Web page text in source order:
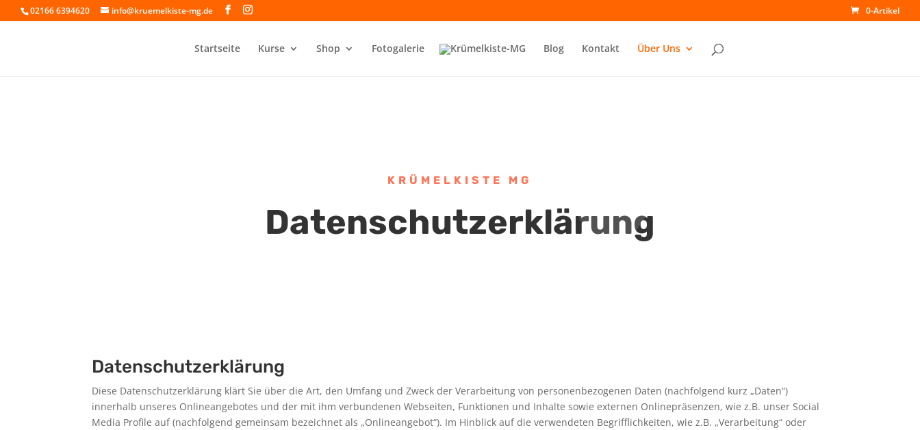
02166 6394620 info@kruemelkiste-mg.de 0-Artikel
Startseite Kurse Shop Fotogalerie Blog Kontakt Über Uns
KRÜMELKISTE MG
Datenschutzerklärung
Datenschutzerklärung
Diese Datenschutzerklärung klärt Sie über die Art, den Umfang und Zweck der Verarbeitung von personenbezogenen Daten (nachfolgend kurz „Daten“)
innerhalb unseres Onlineangebotes und der mit ihm verbundenen Webseiten, Funktionen und Inhalte sowie externen Onlinepräsenzen, wie z.B. unser Social
Media Profile auf (nachfolgend gemeinsam bezeichnet als „Onlineangebot“). Im Hinblick auf die verwendeten Begrifflichkeiten, wie z.B. „Verarbeitung“ oder